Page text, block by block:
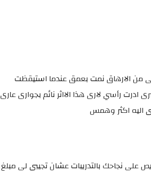
من الارهاق نمت بعمق عندما استيقظت
رأسي لارى هذا الااثر نائم بجوارى عارى
اليه اكثر وهمس
على نجاحك بالتدريبات عشان تجيبى لى مبلغ